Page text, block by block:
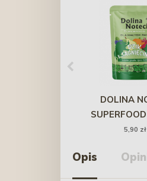
DOLINA
mokra dla5,90 zł
Opis